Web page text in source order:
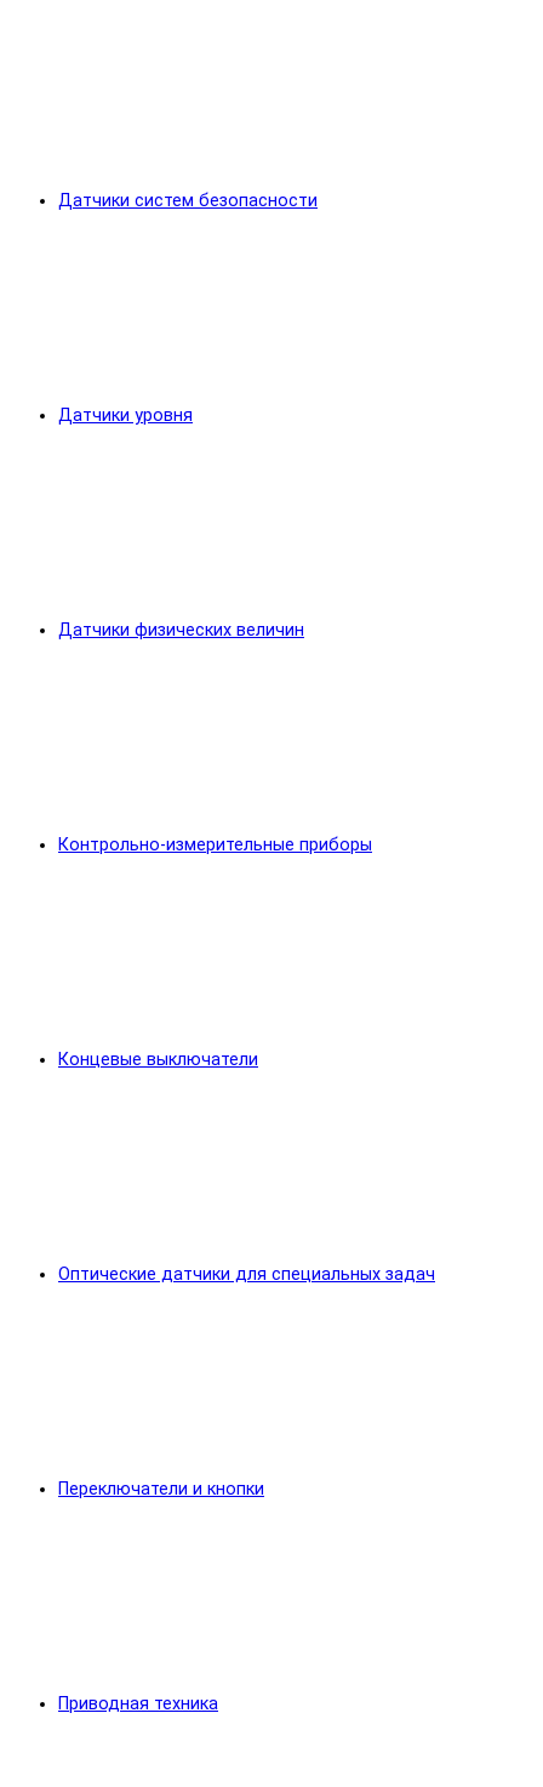
Датчики систем безопасности
Датчики уровня
Датчики физических величин
Контрольно-измерительные приборы
Концевые выключатели
Оптические датчики для специальных задач
Переключатели и кнопки
Приводная техника